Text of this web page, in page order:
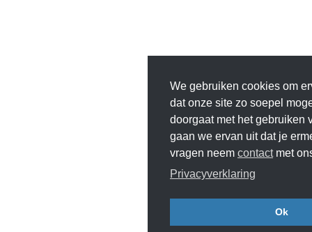
We gebruiken cookies om
dat onze site zo soepel
doorgaat met het gebruiken
gaan we ervan uit dat je
vragen neem contactmet
Privacyverklaring
Ok